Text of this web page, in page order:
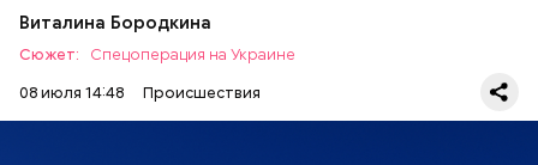
Виталина Бородкина
Сюжет:
Спецоперация на Украине
08 июля 14:48
Происшествия